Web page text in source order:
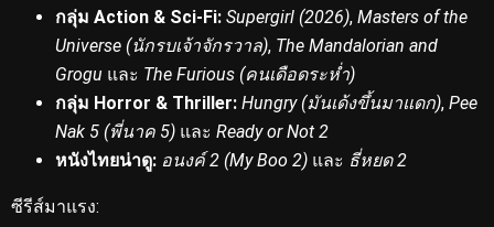
กลุ่ม Action & Sci-Fi: Supergirl (2026), Masters of the
Universe (นักรบเจ้าจักรวาล), The Mandalorian and
Grogu และ The Furious (คนเดือดระห่ำ)
กลุ่ม Horror & Thriller: Hungry (มันเด้งขึ้นมาแดก), Pee
Nak 5 (พี่นาค 5) และ Ready or Not 2
หนังไทยน่าดู: อนงค์ 2 (My Boo 2) และ ธี่หยด 2
ซีรีส์มาแรง: